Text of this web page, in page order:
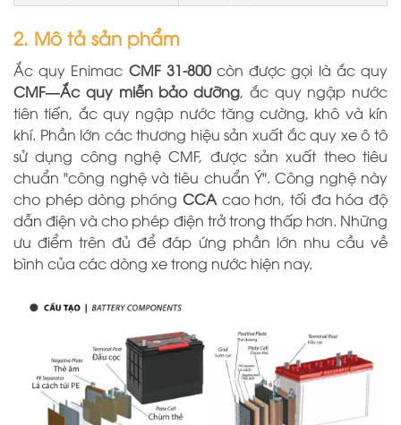
2. Mô tả sản phẩm
Ắc quy Enimac CMF31-800 cònđược gọi là ắc quy
CMF—Ắc quy miễn bảo dưỡng, ắc quy ngập nước
tiên tiến, ắc quy ngập nước tăng cường, khô và kín
khí. Phần lớn các thương hiệu sản xuất ắc quy xe ô tô
sử dụng công nghệ CMF, được sản xuất theo tiêu
chuẩn "công nghệ và tiêu chuẩn Ý". Công nghệ này
cho phép dòng phóng CCAcao hơn, tối đa hóa độ
dẫn điện và cho phép điện trở trong thấp hơn. Những
ưu điểm trên đủ để đáp ứng phần lớn nhu cầu về
bình của các dòng xe trong nước hiện nay.